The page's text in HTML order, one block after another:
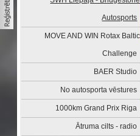
Autosports
MOVE AND WIN Rotax Baltic
Challenge
BAER Studio
No autosporta vēstures
1000km Grand Prix Riga
Ātruma cilts - radio